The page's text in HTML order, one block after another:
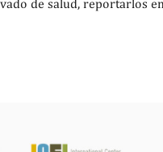
de salud, reportarlos